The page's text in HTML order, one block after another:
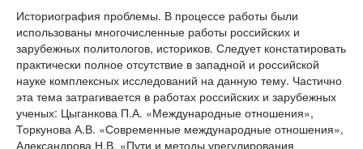
Историография проблемы. В процессе работы были
использованы многочисленные работы российских и
зарубежных политологов, историков. Следует констатировать
практически полное отсутствие в западной и российской
науке комплексных исследований на данную тему. Частично
эта тема затрагивается в работах российских и зарубежных
ученых: Цыганкова П.А. «Международные отношения»,
Торкунова А.В. «Современные международные отношения»,
Александрова Н.В. «Пути и методы урегулирования